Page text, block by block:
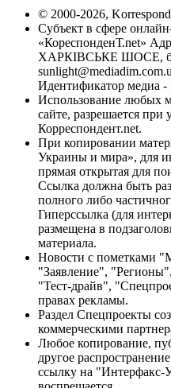
© 2000-2026,
Субъект в сфере
«КореспонденТ.net»
ХАРКІВСЬКЕ ШОСЕ,
Идентификатор медиа -
Использование любых
сайте, разрешается при
Корреспондент.net.
При копировании
Украины и мира», для
прямая открытая для
Ссылка должна быть
полного либо
Гиперссылка (для
размещена в
материала.
Новости с пометками
"Заявление",
"Тест-драйв",
правах рекламы.
Раздел Спецпроекты
коммерческими
Любое копирование,
другое
ссылку на "Интерфакс-